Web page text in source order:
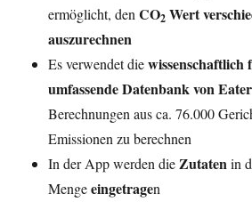
ermöglicht, den CO2 Wert
auszurechnen
Es verwendet diewissenschaftlich
umfassende Datenbank von
Berechnungen aus ca. 76.000
Emissionen zu berechnen
In der App werden dieZutatenin
Mengeeingetragen